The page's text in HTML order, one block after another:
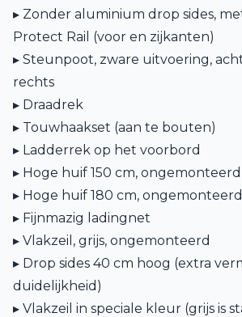
▸ Zonder aluminium drop sides,
Protect Rail (voor en zijkanten)
▸ Steunpoot, zware uitvoering,
rechts
▸ Draadrek
▸ Touwhaakset (aan te bouten)
▸ Ladderrek op het voorbord
▸ Hoge huif 150 cm, ongemonteerd
▸ Hoge huif 180 cm, ongemonteerd
▸ Fijnmazig ladingnet
▸ Vlakzeil, grijs, ongemonteerd
▸ Drop sides 40 cm hoog (extra
duidelijkheid)
▸ Vlakzeil in speciale kleur (grijs is